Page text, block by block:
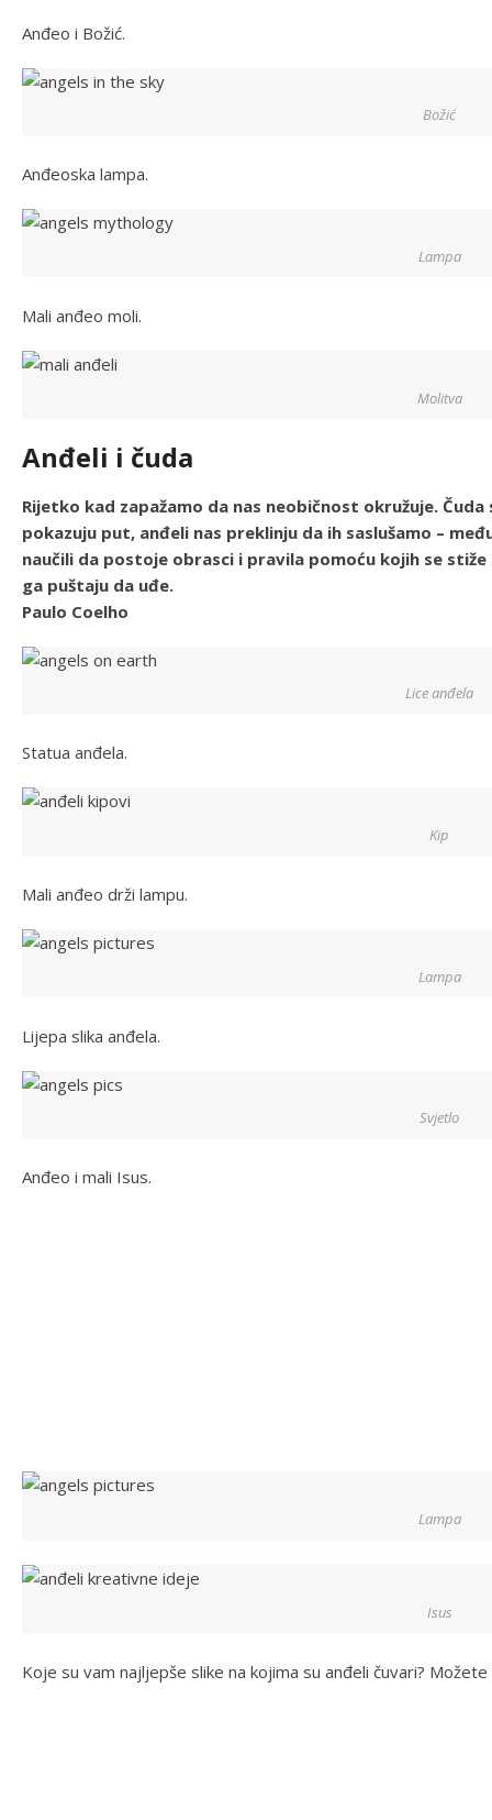
Anđeo i Božić.
Božić
Anđeoska lampa.
Lampa
Mali anđeo moli.
Molitva
Anđeli i čuda
Rijetko kad zapažamo da nas neobičnost okružuje.
pokazuju put, anđeli nas preklinju da ih saslušamo –
naučili da postoje obrasci i pravila pomoću kojih se
ga puštaju da uđe.
Paulo Coelho
Lice anđela
Statua anđela.
Kip
Mali anđeo drži lampu.
Lampa
Lijepa slika anđela.
Svjetlo
Anđeo i mali Isus.
Lampa
Isus
Koje su vam najljepše slike na kojima su anđeli čuvari?